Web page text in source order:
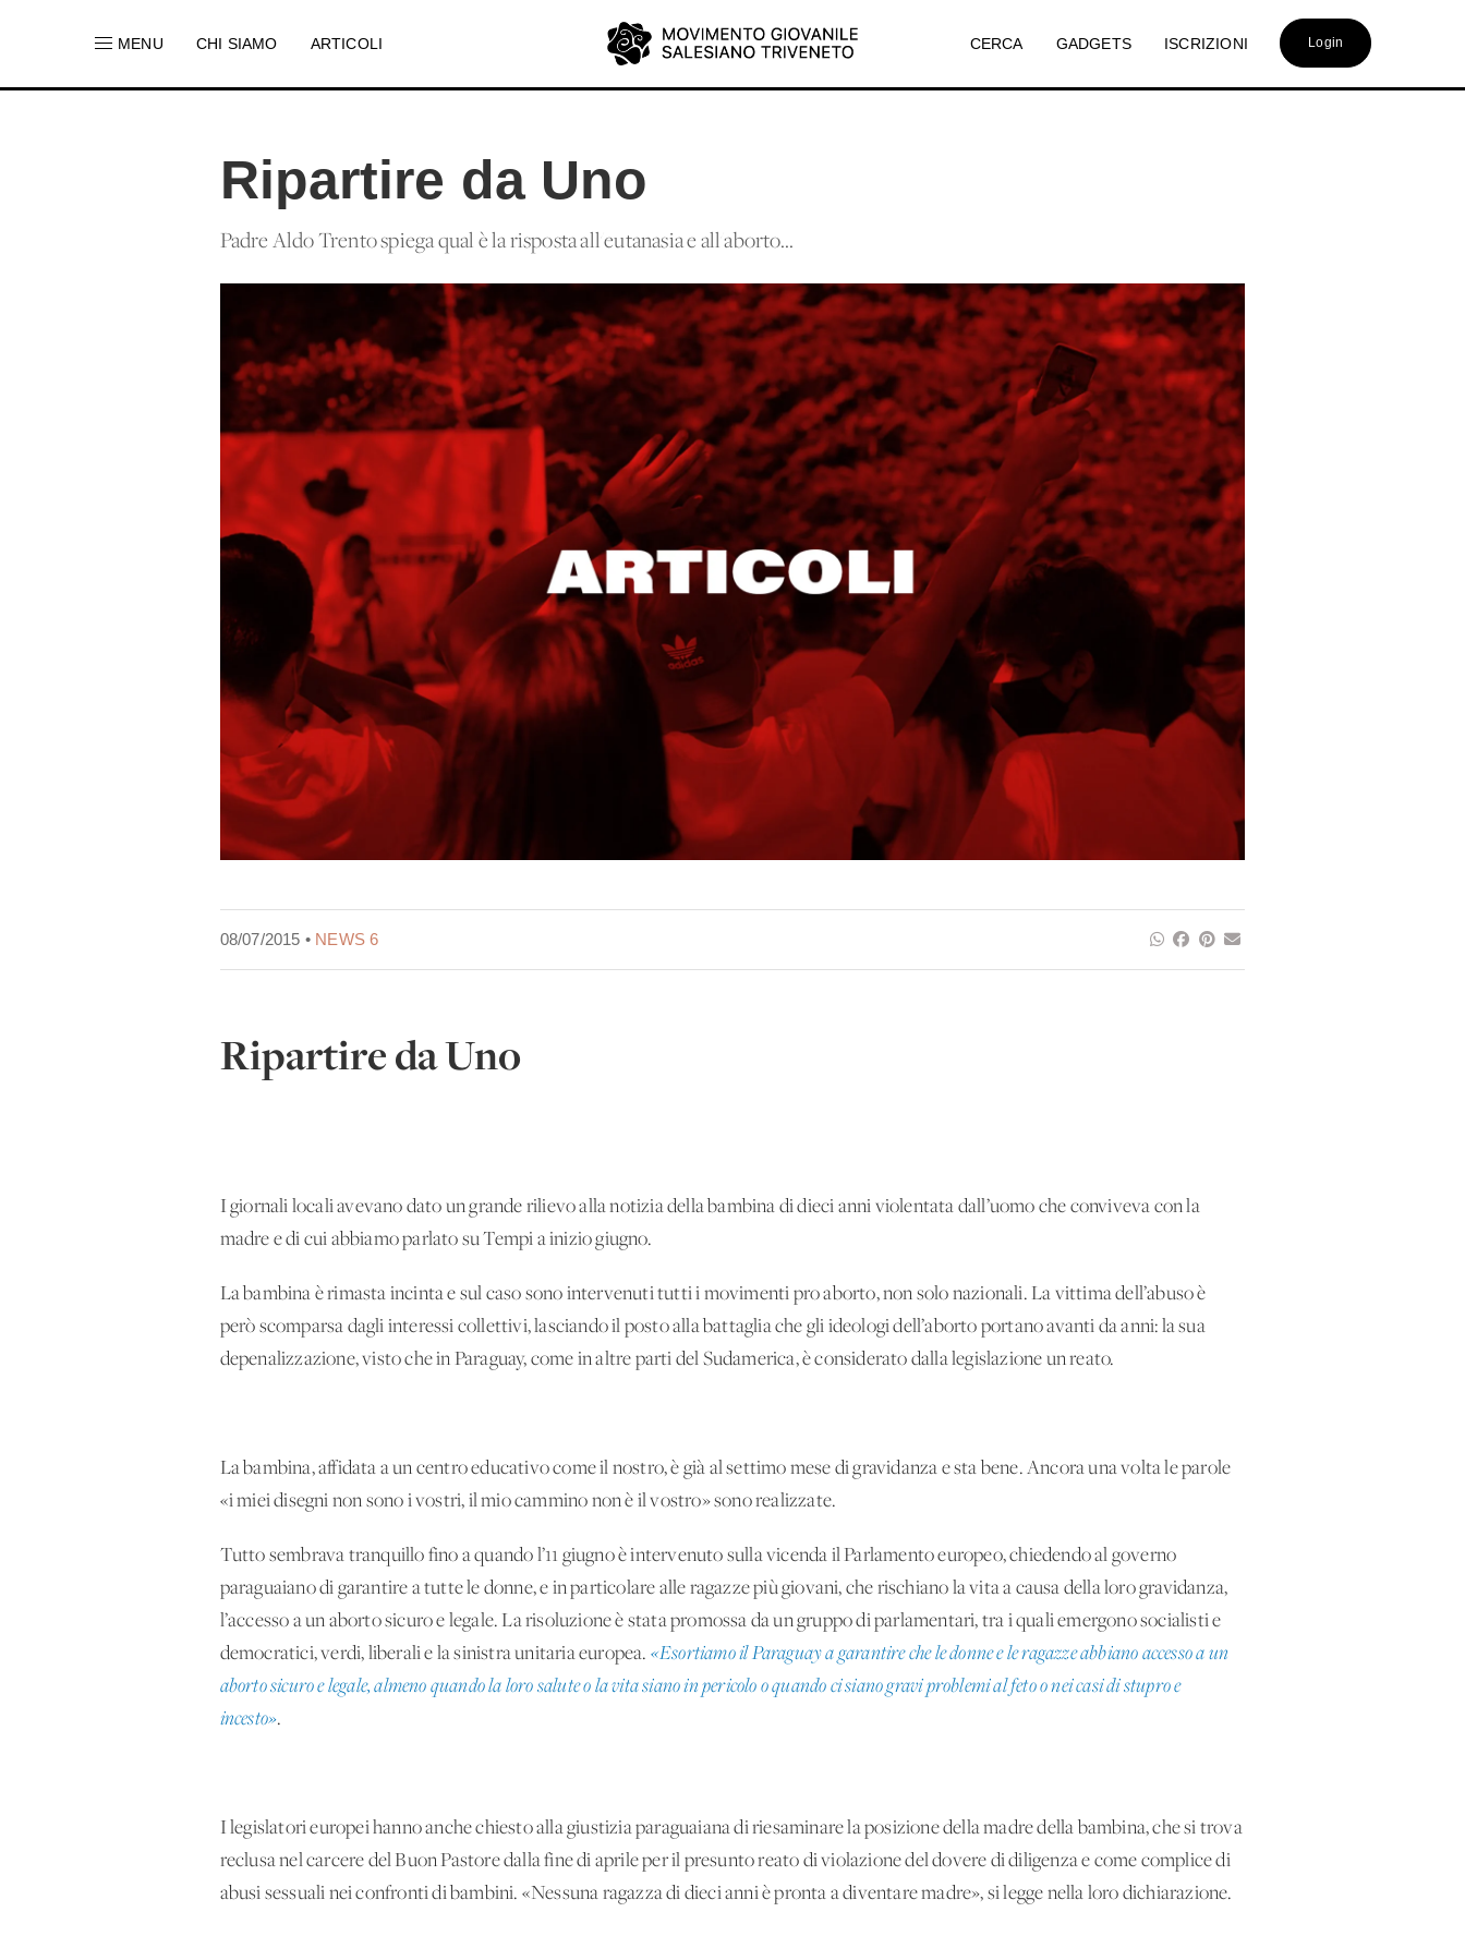
MENU CHI SIAMO ARTICOLI CERCA GADGETS ISCRIZIONI Login
Ripartire da Uno
Padre Aldo Trento spiega qual è la risposta all'eutanasia e all'aborto...
08/07/2015 • NEWS 6
Ripartire da Uno
I giornali locali avevano dato un grande rilievo alla notizia della bambina di dieci anni violentata dall’uomo che conviveva con la
madre e di cui abbiamo parlato su Tempi a inizio giugno.
La bambina è rimasta incinta e sul caso sono intervenuti tutti i movimenti pro aborto, non solo nazionali. La vittima dell’abuso è
però scomparsa dagli interessi collettivi, lasciando il posto alla battaglia che gli ideologi dell’aborto portano avanti da anni: la sua
depenalizzazione, visto che in Paraguay, come in altre parti del Sudamerica, è considerato dalla legislazione un reato.
La bambina, affidata a un centro educativo come il nostro, è già al settimo mese di gravidanza e sta bene. Ancora una volta le parole
«i miei disegni non sono i vostri, il mio cammino non è il vostro» sono realizzate.
Tutto sembrava tranquillo fino a quando l’11 giugno è intervenuto sulla vicenda il Parlamento europeo, chiedendo al governo
paraguaiano di garantire a tutte le donne, e in particolare alle ragazze più giovani, che rischiano la vita a causa della loro gravidanza,
l’accesso a un aborto sicuro e legale. La risoluzione è stata promossa da un gruppo di parlamentari, tra i quali emergono socialisti e
democratici, verdi, liberali e la sinistra unitaria europea. «Esortiamo il Paraguay a garantire che le donne e le ragazze abbiano accesso a un
aborto sicuro e legale, almeno quando la loro salute o la vita siano in pericolo o quando ci siano gravi problemi al feto o nei casi di stupro e
incesto».
I legislatori europei hanno anche chiesto alla giustizia paraguaiana di riesaminare la posizione della madre della bambina, che si trova
reclusa nel carcere del Buon Pastore dalla fine di aprile per il presunto reato di violazione del dovere di diligenza e come complice di
abusi sessuali nei confronti di bambini. «Nessuna ragazza di dieci anni è pronta a diventare madre», si legge nella loro dichiarazione.